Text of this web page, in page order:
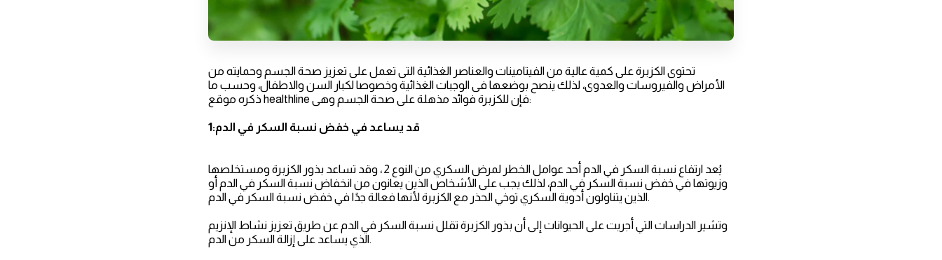
تحتوى الكزبرة على كمية عالية من الفيتامينات والعناصر الغذائية التى تعمل على تعزيز صحة الجسم وحمايته من
الأمراض والفيروسات والعدوى، لذلك ينصح بوضعها فى الوجبات الغذائية وخصوصا لكبار السن والاطفال، وحسب ما
ذكره موقع healthline فإن للكزبرة فوائد مذهلة على صحة الجسم وهى:
1:قد يساعد في خفض نسبة السكر في الدم
يُعد ارتفاع نسبة السكر في الدم أحد عوامل الخطر لمرض السكري من النوع 2 ، وقد تساعد بذور الكزبرة ومستخلصها
وزيوتها في خفض نسبة السكر في الدم، لذلك يجب على الأشخاص الذين يعانون من انخفاض نسبة السكر في الدم أو
الذين يتناولون أدوية السكري توخي الحذر مع الكزبرة لأنها فعالة جدًا في خفض نسبة السكر في الدم.
وتشير الدراسات التي أجريت على الحيوانات إلى أن بذور الكزبرة تقلل نسبة السكر في الدم عن طريق تعزيز نشاط الإنزيم
الذي يساعد على إزالة السكر من الدم.